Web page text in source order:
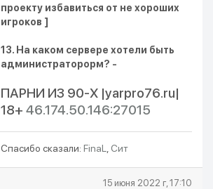
проекту избавиться от не хороших
игроков ]
13. На каком сервере хотели быть
администраторорм? -
ПАРНИ ИЗ 90-X |yarpro76.ru|
18+ 46.174.50.146:27015
Спасибо сказали: FinaL Cит
15 июня 2022 г, 17:10